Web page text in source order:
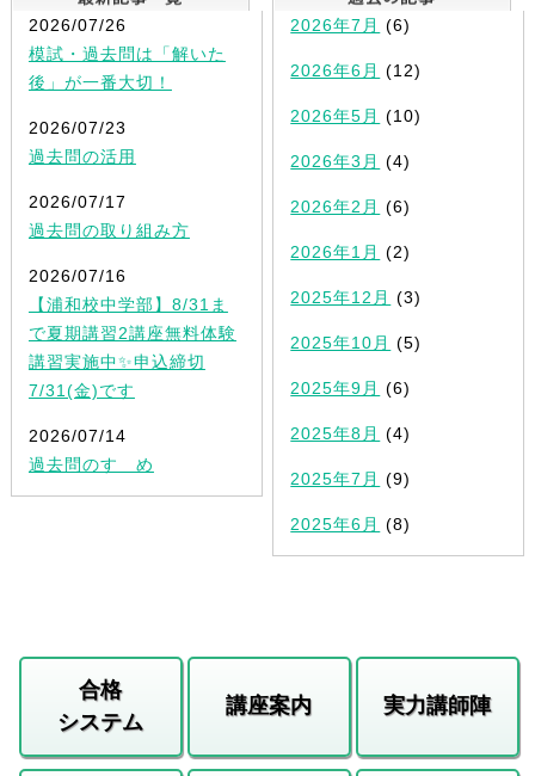
2026/07/26
模試・過去問は「解いた
後」が一番大切！
2026/07/23
過去問の活用
2026/07/17
過去問の取り組み方
2026/07/16
【浦和校中学部】8/31ま
で夏期講習2講座無料体験
講習実施中✨申込締切
7/31(金)です
2026/07/14
過去問のすゝめ
2026年7月 (6)
2026年6月 (12)
2026年5月 (10)
2026年3月 (4)
2026年2月 (6)
2026年1月 (2)
2025年12月 (3)
2025年10月 (5)
2025年9月 (6)
2025年8月 (4)
2025年7月 (9)
2025年6月 (8)
合格
システム
講座案内 実力講師陣